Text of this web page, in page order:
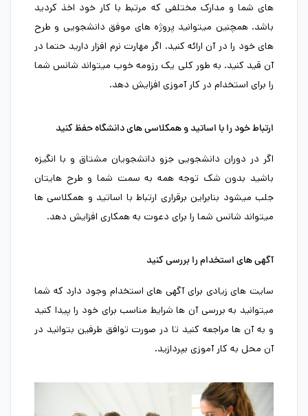
های شما و مدارک مختلفی که مرتبط با کار خود اخذ کردید
باشد. همچنین میتوانید پروژه های موفق دانشجویی و طرح
های خود را در آن ارائه کنید. اگر مهارت نرم افزار دارید حتما در
آن قید کنید. به طور کلی یک رزومه خوب میتواند شانس شما
را برای استخدام در کار آموزی افزایش دهد.
ارتباط خود را با اساتید و همکلاسی های دانشگاه حفظ کنید
اگر در دوران دانشجویی جزو دانشجویان مشتاق و با انگیزه
باشید بدون شک توجه همه به سمت شما و طرح هایتان
جلب میشود بنابراین برقراری ارتباط با اساتید و همکلاسی ها
میتواند شانس شما را برای دعوت به همکاری افزایش دهد.
آگهی های استخدام را بررسی کنید
سایت های زیادی برای آگهی های استخدام وجود دارد که شما
میتوانید به بررسی آن ها شرایط مناسب برای خود را پیدا کنید
و به آن ها مراجعه کنید تا در صورت توافق طرفین بتوانید در
آن محل به کار آموزی بپردازید.